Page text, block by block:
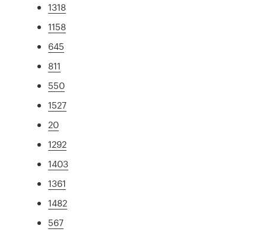
1318
1158
645
811
550
1527
20
1292
1403
1361
1482
567